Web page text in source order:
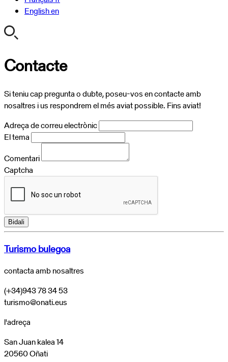
Englishen
Contacte
Si teniu cap pregunta o dubte, poseu-vos en contacte amb
nosaltres i us respondrem el més aviat possible. Fins aviat!
Adreça de correu electrònic
El tema
Comentari
Captcha
Bidali
Turismo bulegoa
contacta amb nosaltres
(+34)943 78 34 53
turismo@onati.eus
l'adreça
San Juan kalea 14
20560 Oñati